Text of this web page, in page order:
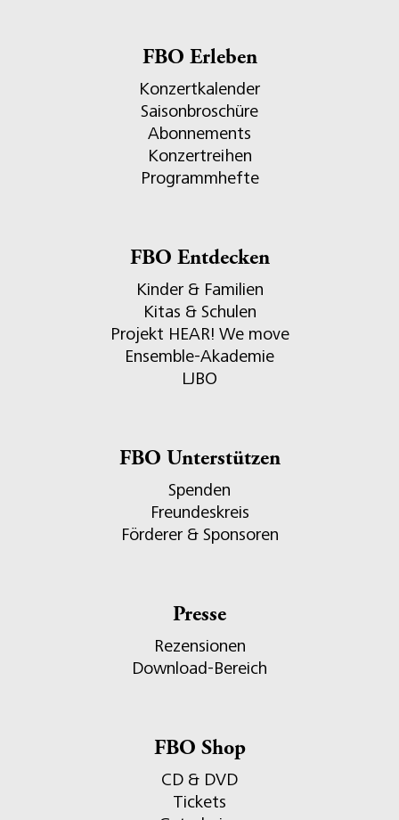
FBO Erleben
Konzertkalender
Saisonbroschüre
Abonnements
Konzertreihen
Programmhefte
FBO Entdecken
Kinder & Familien
Kitas & Schulen
Projekt HEAR! We move
Ensemble-Akademie
LJBO
FBO Unterstützen
Spenden
Freundeskreis
Förderer & Sponsoren
Presse
Rezensionen
Download-Bereich
FBO Shop
CD & DVD
Tickets